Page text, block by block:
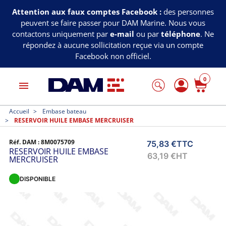
Attention aux faux comptes Facebook : des personnes
peuvent se faire passer pour DAM Marine. Nous vous
contactons uniquement par e-mail ou par téléphone. Ne
répondez à aucune sollicitation reçue via un compte
Facebook non officiel.
menu
0
Accueil
Embase bateau
RESERVOIR HUILE EMBASE MERCRUISER
Réf. DAM :8M0075709
RESERVOIR HUILE EMBASE
MERCRUISER
75,83 €TTC
63,19 €HT
DISPONIBLE